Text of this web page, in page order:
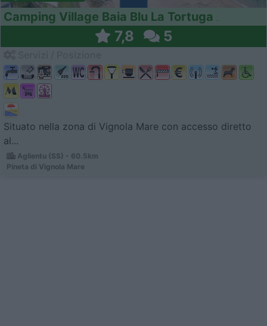
Camping Village Baia Blu La Tortuga
7,8 5
Situato nella zona di Vignola Mare con accesso diretto
al...
Aglientu (SS) - 60.5km
Pineta di Vignola Mare